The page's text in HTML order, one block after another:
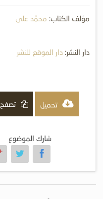
مؤلف الكتاب: محمَّد علي
دار النشر: دار الموقع للنشر
تحميل تصفح
شارك الموضوع